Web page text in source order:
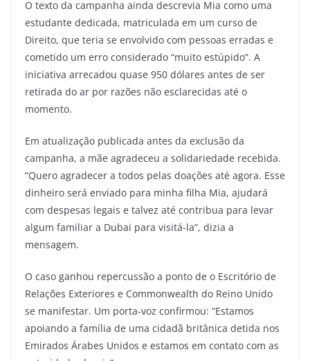
O texto da campanha ainda descrevia Mia como uma
estudante dedicada, matriculada em um curso de
Direito, que teria se envolvido com pessoas erradas e
cometido um erro considerado “muito estúpido”. A
iniciativa arrecadou quase 950 dólares antes de ser
retirada do ar por razões não esclarecidas até o
momento.
Em atualização publicada antes da exclusão da
campanha, a mãe agradeceu a solidariedade recebida.
“Quero agradecer a todos pelas doações até agora. Esse
dinheiro será enviado para minha filha Mia, ajudará
com despesas legais e talvez até contribua para levar
algum familiar a Dubai para visitá-la”, dizia a
mensagem.
O caso ganhou repercussão a ponto de o Escritório de
Relações Exteriores e Commonwealth do Reino Unido
se manifestar. Um porta-voz confirmou: “Estamos
apoiando a família de uma cidadã britânica detida nos
Emirados Árabes Unidos e estamos em contato com as